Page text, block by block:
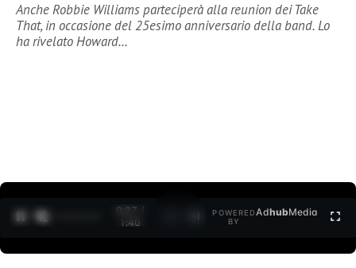
Anche Robbie Williams parteciperà alla reunion dei Take
That, in occasione del 25esimo anniversario della band. Lo
ha rivelato Howard…
0:28 /
1:40
POWERED
BY
AdhubMedia